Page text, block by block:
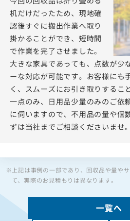
机だけだったため、現地確
認後すぐに搬出作業へ取り
掛かることができ、短時間
で作業を完了させました。
大きな家具であっても、点数が少
ーな対応が可能です。お客様にも
く、スムーズにお引き取りするこ
一点のみ、日用品少量のみのご依
に伺いますので、不用品の量や個
ずは当社までご相談くださいませ。
※上記は事例の一部であり、回収品や量や
て、実際のお見積もりは異なります。
一覧へ